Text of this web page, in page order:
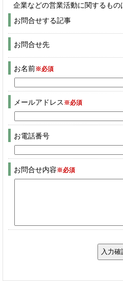
企業などの営業活動に関するもの
お問合せする記事
お問合せ先
お名前※必須
メールアドレス ※必須
お電話番号
お問合せ内容※必須